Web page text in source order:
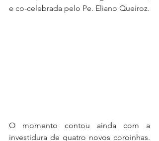
e co-celebrada pelo Pe. Eliano Queiroz.
O momento contou ainda com a
investidura de quatro novos coroinhas.